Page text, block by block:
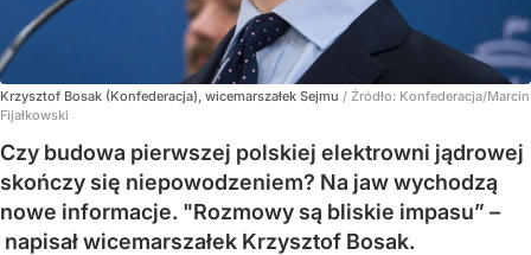
Krzysztof Bosak (Konfederacja), wicemarszałek Sejmu / Źródło: Konfederacja/Marcin
Fijałkowski
Czy budowa pierwszej polskiej elektrowni jądrowej
skończy się niepowodzeniem? Na jaw wychodzą
nowe informacje. "Rozmowy są bliskie impasu” –
napisał wicemarszałek Krzysztof Bosak.